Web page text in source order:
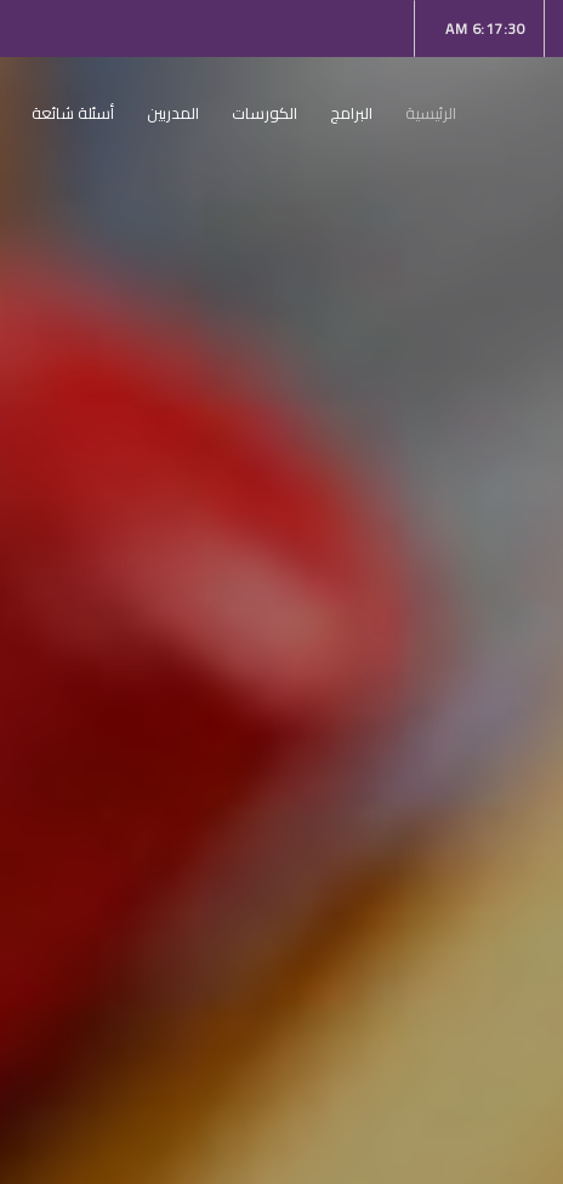
6:17:32 AM
الرئيسية البرامج الكورسات المدربين أسئلة شائعة